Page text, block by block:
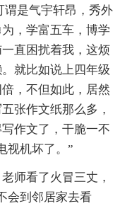
谓是气宇轩昂，秀外
，学富五车，博学
直困扰着我，这烦
就比如说上四年级
，不但如此，居然
张作文纸那么多，
作文了，干脆一不
视机坏了。”
师看了火冒三丈，
会到邻居家去看